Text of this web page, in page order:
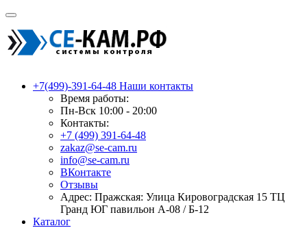
+7(499)-391-64-48 Наши контакты
Время работы:
Пн-Вск 10:00 - 20:00
Контакты:
+7 (499) 391-64-48
zakaz@se-cam.ru
info@se-cam.ru
ВКонтакте
Отзывы
Адрес: Пражская: Улица Кировоградская 15 ТЦ
Гранд ЮГ павильон А-08 / Б-12
Каталог